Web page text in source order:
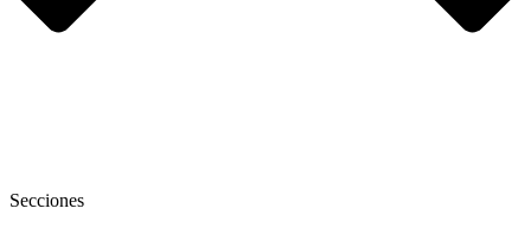
Secciones